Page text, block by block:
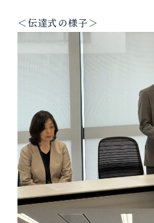
＜伝達式の様子＞